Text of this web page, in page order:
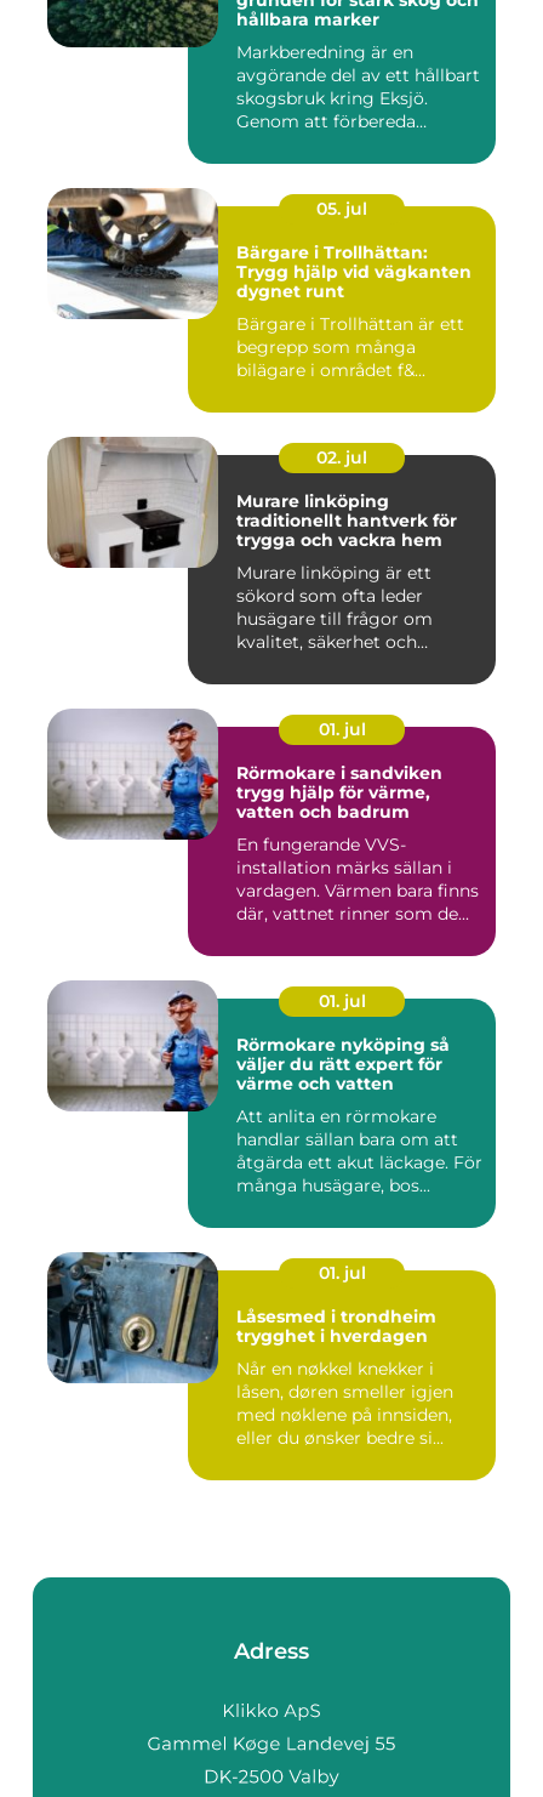
hållbara marker
Markberedning är en
avgörande del av ett hållbart
skogsbruk kring Eksjö.
Genom att förbereda
05. jul
Bärgare i Trollhättan:
Trygg hjälp vid vägkanten
dygnet runt
Bärgare i Trollhättan är ett
begrepp som många
bilägare i området f&...
02. jul
Murare linköping
traditionellt hantverk för
trygga och vackra hem
Murare linköping är ett
sökord som ofta leder
husägare till frågor om
kvalitet, säkerhet och
01. jul
Rörmokare i sandviken
trygg hjälp för värme,
vatten och badrum
En fungerande VVS-
installation märks sällan i
vardagen. Värmen bara finns
där, vattnet rinner som de...
01. jul
Rörmokare nyköping så
väljer du rätt expert för
värme och vatten
Att anlita en rörmokare
handlar sällan bara om att
åtgärda ett akut läckage. För
många husägare, bos...
01. jul
Låsesmed i trondheim
trygghet i hverdagen
Når en nøkkel knekker i
låsen, døren smeller igjen
med nøklene på innsiden,
eller du ønsker bedre si...
Adress